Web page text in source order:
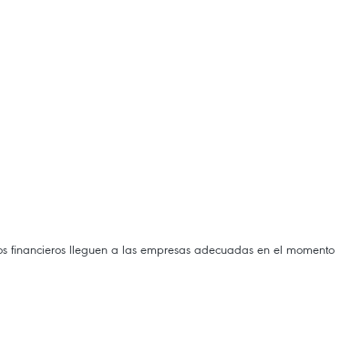
financieros lleguen a las empresas adecuadas en el momento